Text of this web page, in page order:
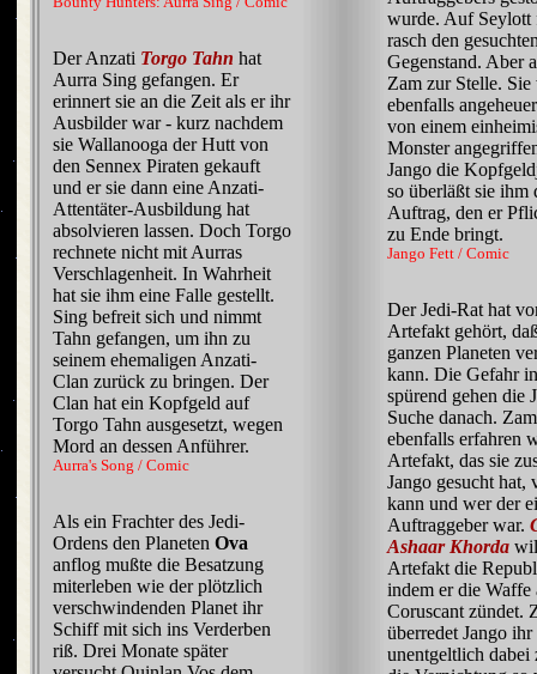
Der Anzati Torgo Tahn hat
Aurra Sing gefangen. Er
erinnert sie an die Zeit als er ihr
Ausbilder war - kurz nachdem
sie Wallanooga der Hutt von
den Sennex Piraten gekauft
und er sie dann eine Anzati-
Attentäter-Ausbildung hat
absolvieren lassen. Doch Torgo
rechnete nicht mit Aurras
Verschlagenheit. In Wahrheit
hat sie ihm eine Falle gestellt.
Sing befreit sich und nimmt
Tahn gefangen, um ihn zu
seinem ehemaligen Anzati-
Clan zurück zu bringen. Der
Clan hat ein Kopfgeld auf
Torgo Tahn ausgesetzt, wegen
Mord an dessen Anführer.
Aurra's Song / Comic
Als ein Frachter des Jedi-
Ordens den PlanetenOva
anflog mußte die Besatzung
miterleben wie der plötzlich
verschwindenden Planet ihr
Schiff mit sich ins Verderben
riß. Drei Monate später
wurde. Auf Seylott
rasch den
Gegenstand. Aber
Zam zur Stelle.
ebenfalls
von einem
Monster
Jango die
so überläßt sie ihm
Auftrag, den er
zu Ende bringt.
Jango Fett / Comic
Der Jedi-Rat hat
Artefakt gehört,
ganzen Planeten
kann. Die Gefahr
spürend gehen die
Suche danach.
ebenfalls erfahren
Artefakt, das sie
Jango gesucht hat,
kann und wer der
Auftraggeber war.
Ashaar Khorda
Artefakt die
indem er die Waffe
Coruscant zündet.
überredet Jango ihr
unentgeltlich dabei